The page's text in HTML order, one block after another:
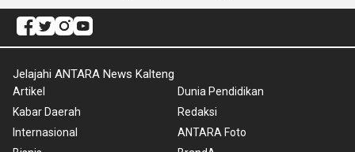
Jelajahi ANTARA News Kalteng
Artikel
Kabar Daerah
Internasional
Dunia Pendidikan
Redaksi
ANTARA Foto